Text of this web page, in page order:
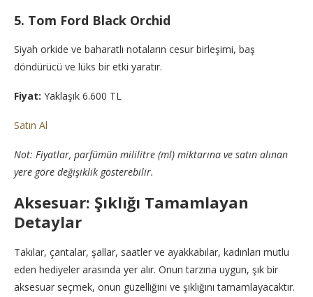
5. Tom Ford Black Orchid
Siyah orkide ve baharatlı notaların cesur birleşimi, baş
döndürücü ve lüks bir etki yaratır.
Fiyat: Yaklaşık 6.600 TL
Satın Al
Not: Fiyatlar, parfümün mililitre (ml) miktarına ve satın alınan
yere göre değişiklik gösterebilir.
Aksesuar: Şıklığı Tamamlayan
Detaylar
Takılar, çantalar, şallar, saatler ve ayakkabılar, kadınları mutlu
eden hediyeler arasında yer alır. Onun tarzına uygun, şık bir
aksesuar seçmek, onun güzelliğini ve şıklığını tamamlayacaktır.